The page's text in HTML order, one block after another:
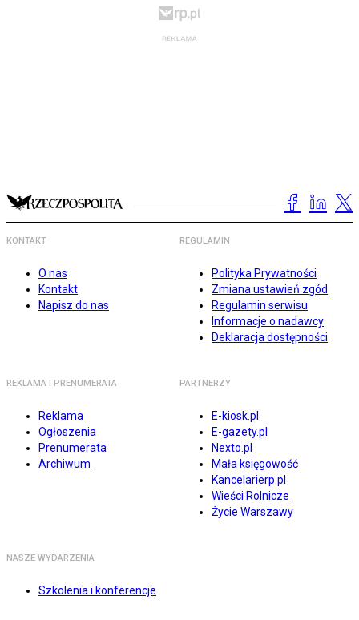
KONTAKT
O nas
Kontakt
Napisz do nas
REGULAMIN
Polityka Prywatności
Zmiana ustawień zgód
Regulamin serwisu
Informacje o nadawcy
Deklaracja dostępności
REKLAMA I PRENUMERATA
Reklama
Ogłoszenia
Prenumerata
Archiwum
PARTNERZY
E-kiosk.pl
E-gazety.pl
Nexto.pl
Mała księgowość
Kancelarierp.pl
Wieści Rolnicze
Życie Warszawy
NASZE WYDARZENIA
Szkolenia i konferencje